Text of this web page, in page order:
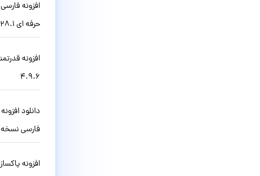
حرفه ای 28.1
4.9.6
فارسی نسخه 3.0.118